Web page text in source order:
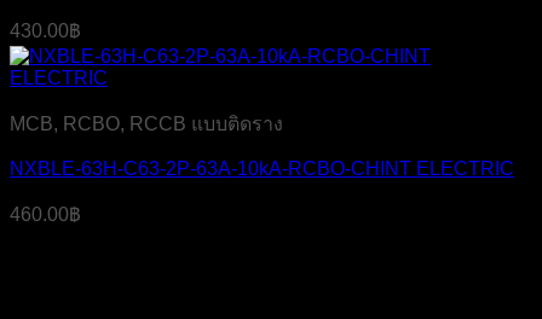
430.00฿
MCB, RCBO, RCCB แบบติดราง
NXBLE-63H-C63-2P-63A-10kA-RCBO-CHINT ELECTRIC
460.00฿